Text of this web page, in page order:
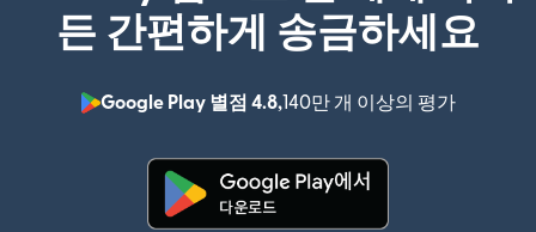
든 간편하게 송금하세요
Google Play 별점 4.8,140만 개 이상의 평가